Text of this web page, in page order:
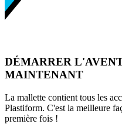
DÉMARRER
MAINTENANT
La mallette contient tous les
Plastiform. C'est la meilleure
première fois !